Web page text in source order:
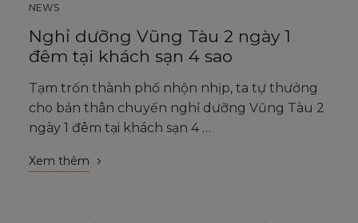
NEWS
Nghỉ dưỡng Vũng Tàu 2 ngày 1
đêm tại khách sạn 4 sao
Tạm trốn thành phố nhộn nhịp, ta tự thưởng
cho bản thân chuyến nghỉ dưỡng Vũng Tàu 2
ngày 1 đêm tại khách sạn 4 …
Xem thêm